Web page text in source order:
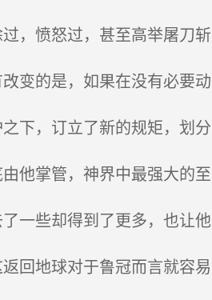
，愤怒过，甚至高举屠刀斩
变的是，如果在没有必要
下，订立了新的规矩，划
他掌管，神界中最强大的
一些却得到了更多，也让
回地球对于鲁冠而言就容